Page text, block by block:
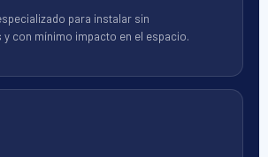
para instalar sin
con mínimo impacto en el espacio.